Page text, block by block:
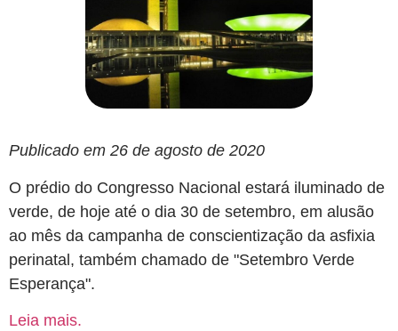
Publicado em 26 de agosto de 2020
O prédio do Congresso Nacional estará iluminado de
verde, de hoje até o dia 30 de setembro, em alusão
ao mês da campanha de conscientização da asfixia
perinatal, também chamado de "Setembro Verde
Esperança".
Leia mais.